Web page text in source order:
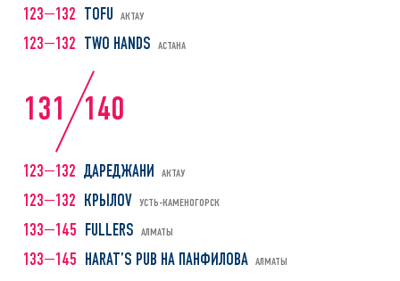
123—132 TOFU АКТАУ
123—132 TWO HANDS АСТАНА
131 140
123—132 ДАРЕДЖАНИ АКТАУ
123—132 КРЫЛОV УСТЬ-КАМЕНОГОРСК
133—145 FULLERS АЛМАТЫ
133—145 HARAT’S PUB НА ПАНФИЛОВА АЛМАТЫ